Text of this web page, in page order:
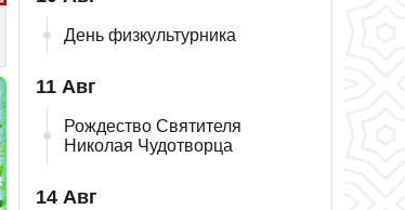
День физкультурника
11 Авг
Рождество Святителя
Николая Чудотворца
14 Авг